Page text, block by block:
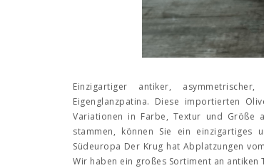
Einzigartiger antiker,
Eigenglanzpatina. Diese importierten
Variationen in Farbe, Textur und Größe
stammen, können Sie ein einzigartiges
Südeuropa Der Krug hat Abplatzungen
Wir haben ein großes Sortiment an antiken